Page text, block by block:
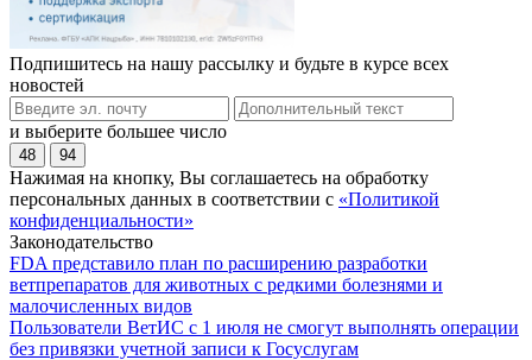
Подпишитесь на нашу рассылку и будьте в курсе всех
новостей
и выберите большее число
48 94
Нажимая на кнопку, Вы соглашаетесь на обработку
персональных данных в соответствии с «Политикой
конфиденциальности»
Законодательство
FDA представило план по расширению разработки
ветпрепаратов для животных с редкими болезнями и
малочисленных видов
Пользователи ВетИС с 1 июля не смогут выполнять операции
без привязки учетной записи к Госуслугам